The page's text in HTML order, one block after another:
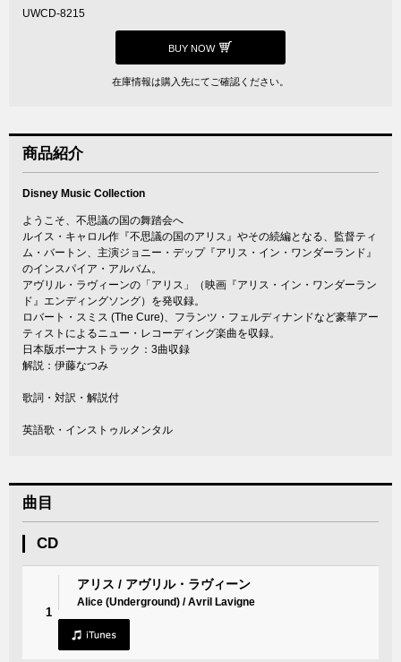
UWCD-8215
BUY NOW
在庫情報は購入先にてご確認ください。
商品紹介
Disney Music Collection
ようこそ、不思議の国の舞踏会へ
ルイス・キャロル作『不思議の国のアリス』やその続編となる、監督ティ
ム・バートン、主演ジョニー・デップ『アリス・イン・ワンダーランド』
のインスパイア・アルバム。
アヴリル・ラヴィーンの「アリス」（映画『アリス・イン・ワンダーラン
ド』エンディングソング）を発収録。
ロバート・スミス (The Cure)、フランツ・フェルディナンドなど豪華アー
ティストによるニュー・レコーディング楽曲を収録。
日本版ボーナストラック：3曲収録
解説：伊藤なつみ
歌詞・対訳・解説付
英語歌・インストゥルメンタル
曲目
CD
1
アリス / アヴリル・ラヴィーン
Alice (Underground) / Avril Lavigne